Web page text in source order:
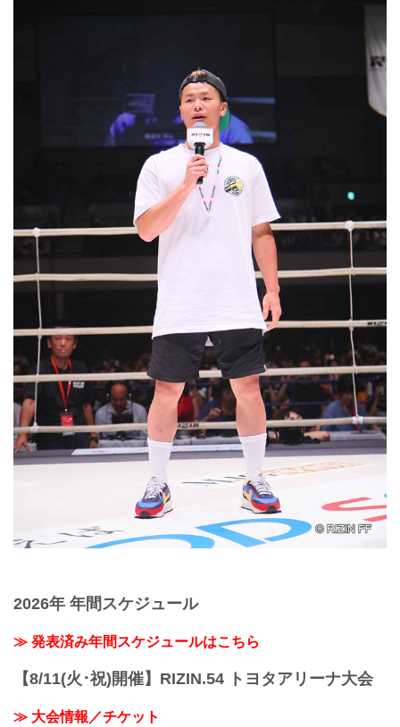
2026年 年間スケジュール
≫ 発表済み年間スケジュールはこちら
【8/11(火･祝)開催】RIZIN.54 トヨタアリーナ大会
≫ 大会情報／チケット